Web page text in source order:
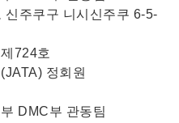
주쿠구 니시신주쿠 6-5-
724호
정회원
DMC부 관동팀